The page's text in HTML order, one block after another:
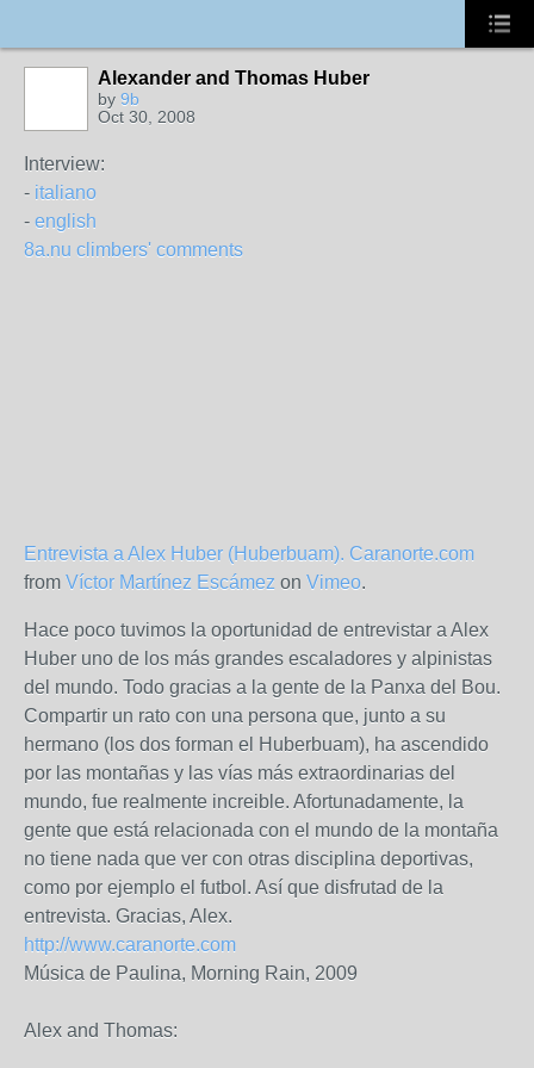
Alexander and Thomas Huber
by 9b
Oct 30, 2008
Interview:
- italiano
- english
8a.nu climbers' comments
Entrevista a Alex Huber (Huberbuam). Caranorte.com
from Víctor Martínez Escámez on Vimeo.
Hace poco tuvimos la oportunidad de entrevistar a Alex
Huber uno de los más grandes escaladores y alpinistas
del mundo. Todo gracias a la gente de la Panxa del Bou.
Compartir un rato con una persona que, junto a su
hermano (los dos forman el Huberbuam), ha ascendido
por las montañas y las vías más extraordinarias del
mundo, fue realmente increible. Afortunadamente, la
gente que está relacionada con el mundo de la montaña
no tiene nada que ver con otras disciplina deportivas,
como por ejemplo el futbol. Así que disfrutad de la
entrevista. Gracias, Alex.
http://www.caranorte.com
Música de Paulina, Morning Rain, 2009
Alex and Thomas: